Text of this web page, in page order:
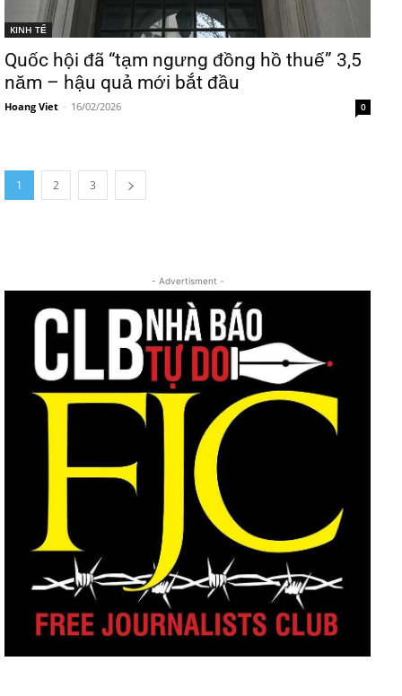
KINH TẾ
Quốc hội đã “tạm ngưng đồng hồ thuế” 3,5
năm – hậu quả mới bắt đầu
Hoang Viet - 16/02/2026 0
1 2 3
- Advertisment -